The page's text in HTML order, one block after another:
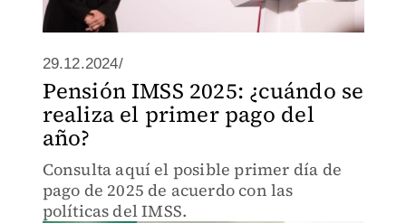
29.12.2024/
Pensión IMSS 2025: ¿cuándo se
realiza el primer pago del
año?
Consulta aquí el posible primer día de
pago de 2025 de acuerdo con las
políticas del IMSS.